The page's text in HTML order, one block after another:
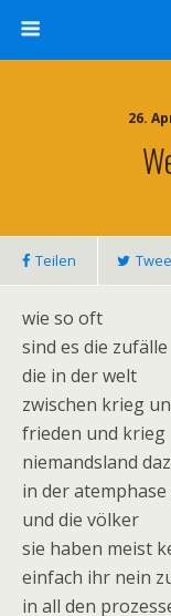
26.
Teilen
wie so oft
sind es die zufälle
die in der welt
zwischen krieg
frieden und krieg
niemandsland
in der
und die völker
sie haben meist
einfach ihr nein
in all den